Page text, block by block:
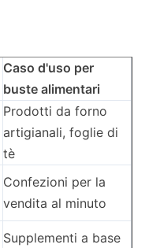
Caso d'uso per
buste alimentari
Prodotti da forno
artigianali, foglie di
tè
Confezioni per la
vendita al minuto
Supplementi a base